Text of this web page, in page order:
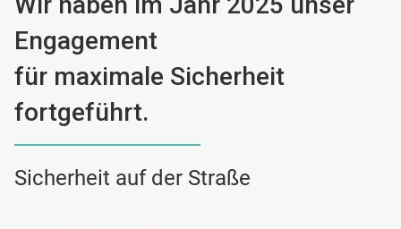
Engagement
für maximale Sicherheit
fortgeführt.
Sicherheit auf der Straße